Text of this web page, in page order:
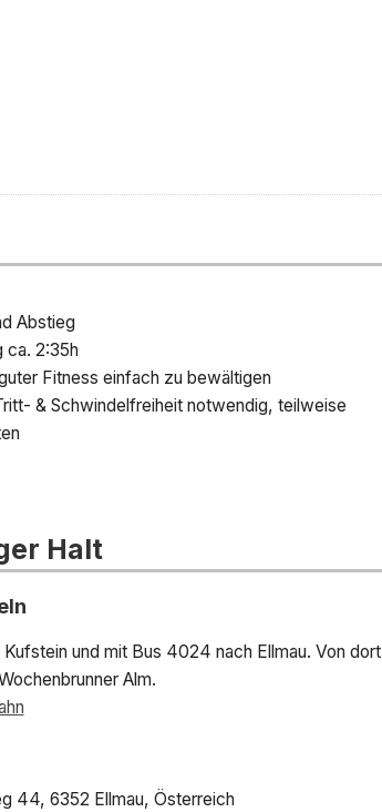
Abstieg
ca. 2:35h
Fitness einfach zu bewältigen
& Schwindelfreiheit notwendig, teilweise
Halt
und mit Bus 4024 nach Ellmau. Von dort
Alm.
44, 6352 Ellmau, Österreich